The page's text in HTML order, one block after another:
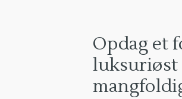
​Opdag et
luksuriøst